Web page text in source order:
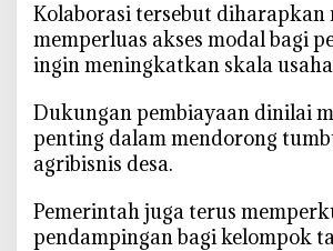
‎Kolaborasi tersebut diharapkan
memperluas akses modal bagi
ingin meningkatkan skala
‎Dukungan pembiayaan dinilai
penting dalam mendorong
agribisnis desa.
‎Pemerintah juga terus
pendampingan bagi kelompok